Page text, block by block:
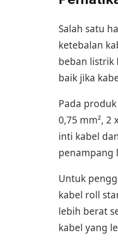
Salah satu
ketebalan
beban listrik
baik jika
Pada
0,75 mm², 2
inti kabel
penampang
Untuk
kabel roll
lebih berat
kabel yang